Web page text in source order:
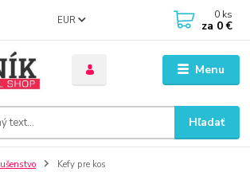
Menu
EUR
Hľadať
0 ks
za 0 €
Kefy pre kos